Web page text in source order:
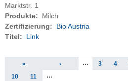
Marktstr. 1
Produkte:
Milch
Zertifizierung:
Bio Austria
Titel:
Link
Seiten
« ‹ … 3 4
10
11 …